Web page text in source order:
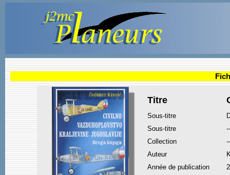
Titre
Sous-titre
Sous-titre
--
Collection
--
Auteur
Année de publication